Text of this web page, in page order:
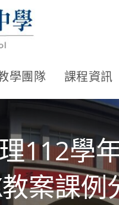
學團隊 課程資訊
112學
案課